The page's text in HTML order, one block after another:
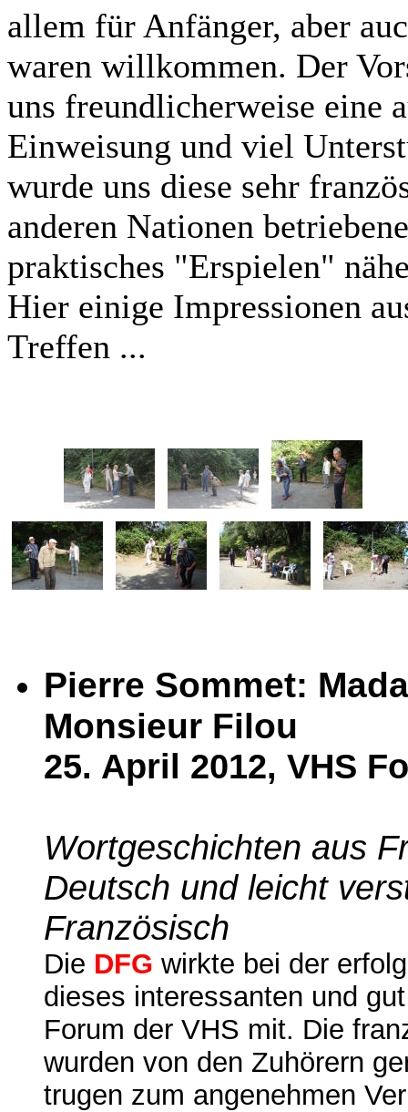
allem für Anfänger, aber
waren willkommen. Der
uns freundlicherweise eine
Einweisung und viel
wurde uns diese sehr
anderen Nationen
praktisches "Erspielen"
Hier einige Impressionen
Treffen ...
Pierre Sommet:
Monsieur Filou
25. April 2012, VHS
Wortgeschichten aus
Deutsch und leicht
Französisch
Die DFG wirkte bei der
dieses interessanten und
Forum der VHS mit. Die
wurden von den Zuhörern
trugen zum angenehmen